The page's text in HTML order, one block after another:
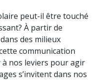
peut-il être touché
À partir de
des milieux
communication
nos leviers pour agir
s’invitent dans nos